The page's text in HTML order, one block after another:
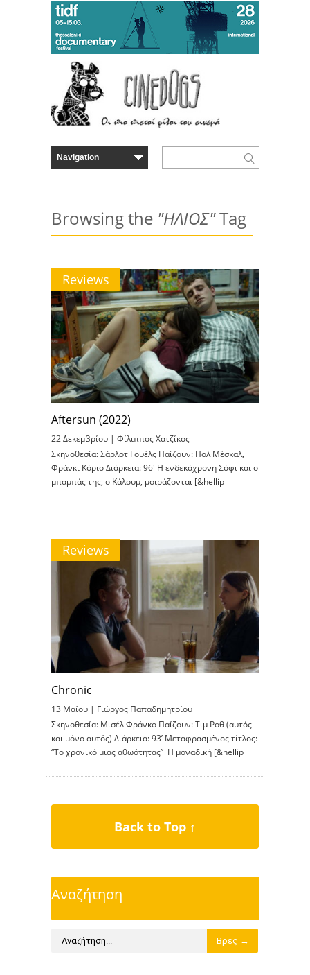
Browsing the "ΗΛΙΟΣ"Tag
Reviews
Aftersun (2022)
22 Δεκεμβρίου | Φίλιππος Χατζίκος
Σκηνοθεσία: Σάρλοτ Γουέλς Παίζουν: Πολ Μέσκαλ,
Φράνκι Κόριο Διάρκεια: 96′ H ενδεκάχρονη Σόφι και ο
μπαμπάς της, ο Κάλουμ, μοιράζονται [&hellip
Reviews
Chronic
13 Μαΐου | Γιώργος Παπαδημητρίου
Σκηνοθεσία: Μισέλ Φράνκο Παίζουν: Τιμ Ροθ (αυτός
και μόνο αυτός) Διάρκεια: 93’ Μεταφρασμένος τίτλος:
“Το χρονικό μιας αθωότητας” Η μοναδική [&hellip
Back to Top ↑
Αναζήτηση